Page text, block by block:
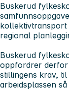
Buskerud
kollektivtransport
regional
Buskerud
oppfordrer
stillingens krav,
arbeidsplassen